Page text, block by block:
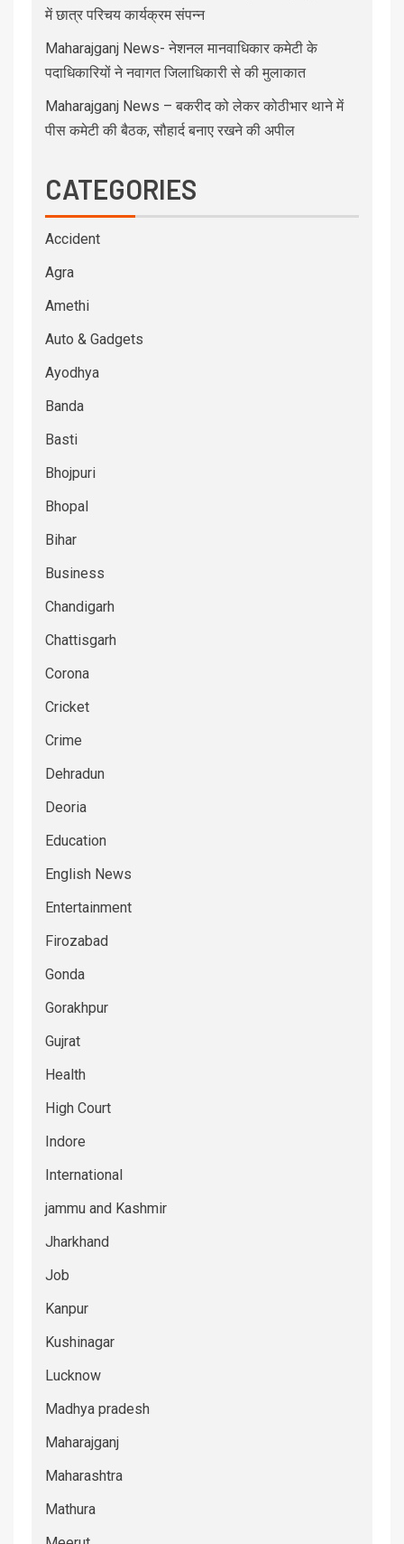
में छात्र परिचय कार्यक्रम संपन्न
Maharajganj News- नेशनल मानवाधिकार कमेटी के
पदाधिकारियों ने नवागत जिलाधिकारी से की मुलाकात
Maharajganj News – बकरीद को लेकर कोठीभार थाने में
पीस कमेटी की बैठक, सौहार्द बनाए रखने की अपील
CATEGORIES
Accident
Agra
Amethi
Auto & Gadgets
Ayodhya
Banda
Basti
Bhojpuri
Bhopal
Bihar
Business
Chandigarh
Chattisgarh
Corona
Cricket
Crime
Dehradun
Deoria
Education
English News
Entertainment
Firozabad
Gonda
Gorakhpur
Gujrat
Health
High Court
Indore
International
jammu and Kashmir
Jharkhand
Job
Kanpur
Kushinagar
Lucknow
Madhya pradesh
Maharajganj
Maharashtra
Mathura